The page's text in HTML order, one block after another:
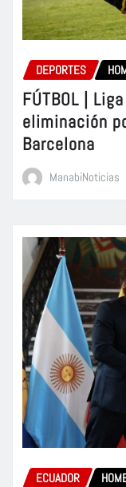
DEPORTES
FÚTBOL |
eliminación
Barcelona
ManabiNoticias
ECUADOR